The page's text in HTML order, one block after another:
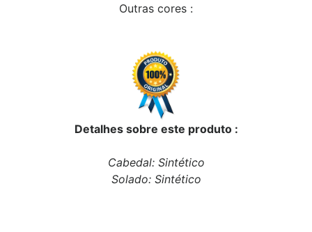
Outras cores :
Detalhes sobre este produto :
Cabedal: Sintético
Solado: Sintético